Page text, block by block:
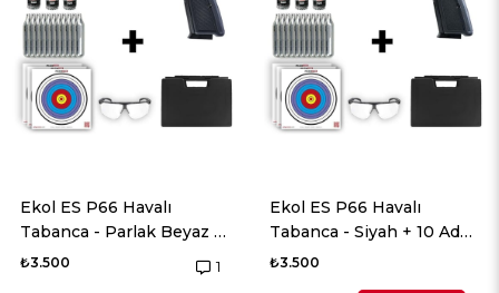
Ekol ES P66 Havalı
Tabanca - Parlak Beyaz +
10 Adet Co2 + 3 Adet
1
₺3.500
Ekol ES P66 Havalı
Tabanca - Siyah + 10 Adet
Co2 + 3 Adet 4.5mm BB +
₺3.500